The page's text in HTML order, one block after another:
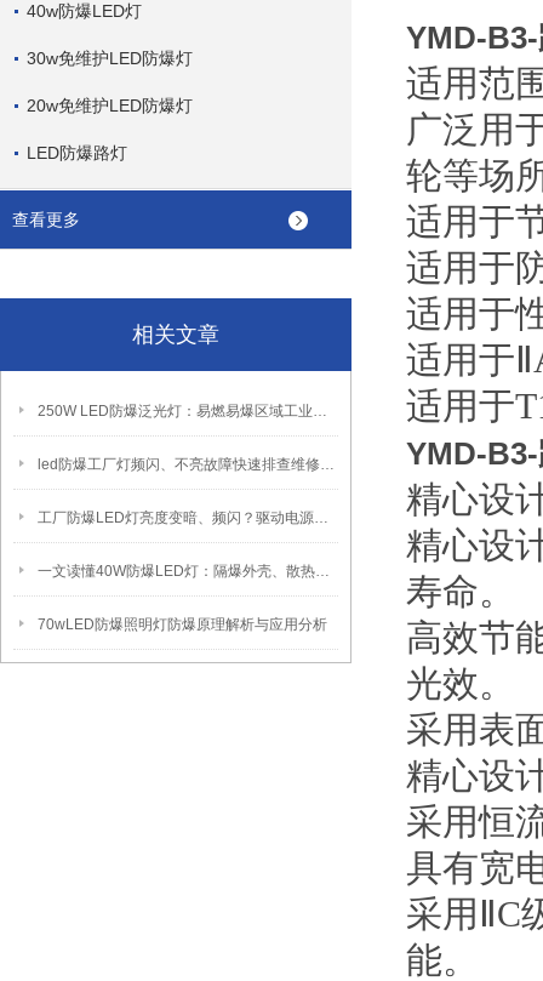
40w防爆LED灯
30w免维护LED防爆灯
20w免维护LED防爆灯
LED防爆路灯
查看更多
相关文章
250W LED防爆泛光灯：易燃易爆区域工业固定照明装置
led防爆工厂灯频闪、不亮故障快速排查维修方法
工厂防爆LED灯亮度变暗、频闪？驱动电源故障检修方法
一文读懂40W防爆LED灯：隔爆外壳、散热、防爆认证原理
70wLED防爆照明灯防爆原理解析与应用分析
YMD-
适用范
广泛用
轮等场
适用于
适用于
适用于
适用于
适用于
YMD-
精心设
精心设
寿命。
高效节
光效。
采用表
精心设
采用恒
具有宽
采用ⅡC
能。